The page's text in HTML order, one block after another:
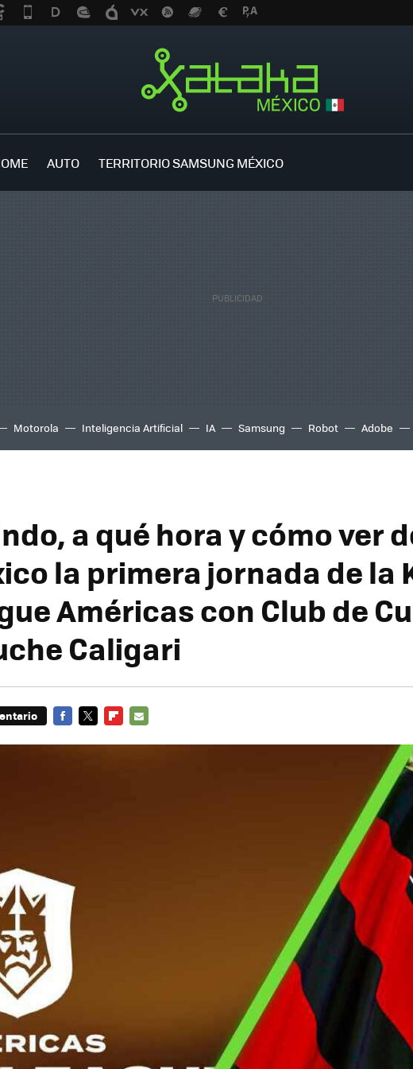
AUTO TERRITORIO SAMSUNG MÉXICO
Motorola Inteligencia Artificial IA Samsung Robot Adobe
a qué hora y cómo ver
la primera jornada de la
Américas con Club de
Caligari